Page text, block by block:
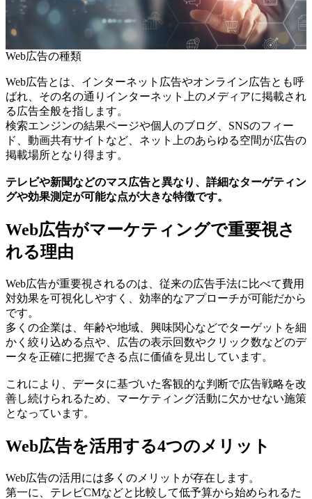
Web広告の種類
Web広告とは、インターネット広告やオンライン広告とも呼
ばれ、その名の通りインターネット上のメディアに掲載され
る広告全般を指します。
検索エンジンの結果ページや個人のブログ、SNSのフィー
ド、動画共有サイトなど、ネット上のあらゆる空間が広告の
掲載場所となり得ます。
テレビや新聞などのマス広告と異なり、詳細なターゲティン
グや効果測定が可能な点が大きな特徴です。
Web広告がマーケティングで重要視さ
れる理由
Web広告が重要視されるのは、従来の広告手法に比べて費用
対効果を可視化しやすく、効率的なアプローチが可能だから
です。
多くの企業は、年齢や地域、興味関心などでターゲットを細
かく絞り込める点や、広告の表示回数やクリック数などのデ
ータを正確に把握できる点に価値を見出しています。
これにより、データに基づいた客観的な判断で広告戦略を改
善し続けられるため、マーケティング活動に欠かせない施策
となっています。
Web広告を活用する4つのメリット
Web広告の活用には多くのメリットが存在します。
第一に、テレビCMなどと比較して低予算から始められるた